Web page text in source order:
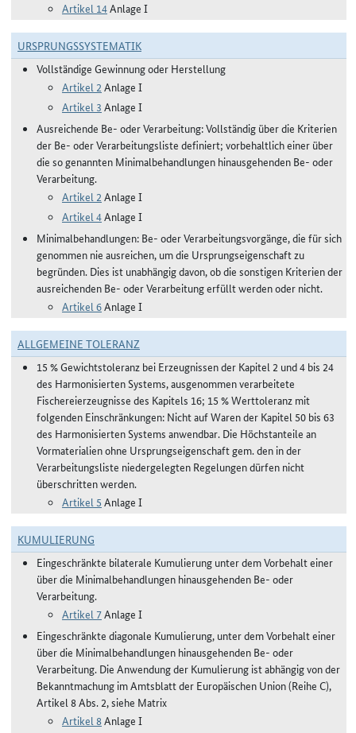
Artikel 14Anlage I
URSPRUNGSSYSTEMATIK
Vollständige Gewinnung oder Herstellung
Artikel 2 Anlage I
Artikel 3 Anlage I
Ausreichende Be- oder Verarbeitung: Vollständig über die Kriterien
der Be- oder Verarbeitungsliste definiert; vorbehaltlich einer über
die so genannten Minimalbehandlungen hinausgehenden Be- oder
Verarbeitung.
Artikel 2 Anlage I
Artikel 4Anlage I
Minimalbehandlungen: Be- oder Verarbeitungsvorgänge, die für sich
genommen nie ausreichen, um die Ursprungseigenschaft zu
begründen. Dies ist unabhängig davon, ob die sonstigen Kriterien der
ausreichenden Be- oder Verarbeitung erfüllt werden oder nicht.
Artikel 6Anlage I
ALLGEMEINE TOLERANZ
15 % Gewichtstoleranz bei Erzeugnissen der Kapitel 2 und 4 bis 24
des Harmonisierten Systems, ausgenommen verarbeitete
Fischereierzeugnisse des Kapitels 16; 15 % Werttoleranz mit
folgenden Einschränkungen: Nicht auf Waren der Kapitel 50 bis 63
des Harmonisierten Systems anwendbar. Die Höchstanteile an
Vormaterialien ohne Ursprungseigenschaft gem. den in der
Verarbeitungsliste niedergelegten Regelungen dürfen nicht
überschritten werden.
Artikel 5 Anlage I
KUMULIERUNG
Eingeschränkte bilaterale Kumulierung unter dem Vorbehalt einer
über die Minimalbehandlungen hinausgehenden Be- oder
Verarbeitung.
Artikel 7Anlage I
Eingeschränkte diagonale Kumulierung, unter dem Vorbehalt einer
über die Minimalbehandlungen hinausgehenden Be- oder
Verarbeitung. Die Anwendung der Kumulierung ist abhängig von der
Bekanntmachung im Amtsblatt der Europäischen Union (Reihe C),
Artikel 8 Abs. 2, siehe Matrix
Artikel 8Anlage I